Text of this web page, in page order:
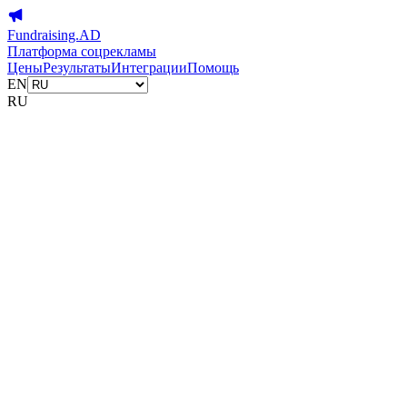
Fundraising.AD
Платформа соцрекламы
ЦеныРезультатыИнтеграцииПомощь
EN
RU